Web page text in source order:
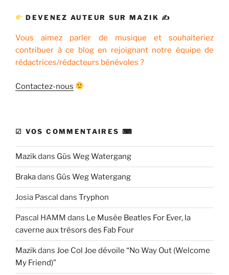
DEVENEZ AUTEUR SUR MAZIK ✍
Vous aimez parler de musique et souhaiteriez
contribuer à ce blog en rejoignant notre équipe de
rédactrices/rédacteurs bénévoles ?
Contactez-nous
☑ VOS COMMENTAIRES ⌨
Mazikdans Güs Weg Watergang
Brakadans Güs Weg Watergang
Josia Pascal dans Tryphon
Pascal HAMM dans Le Musée Beatles For Ever, la
caverne aux trésors des Fab Four
Mazikdans Joe Col Joe dévoile “No Way Out (Welcome
My Friend)”